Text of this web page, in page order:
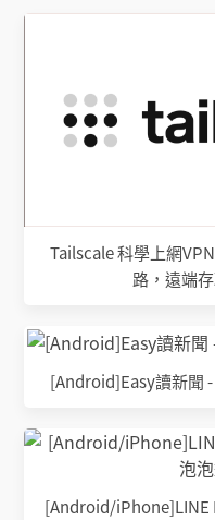
Tailscale 科學上網
路，遠端
[Android]Easy讀新聞
[Android/iPhone]LINE